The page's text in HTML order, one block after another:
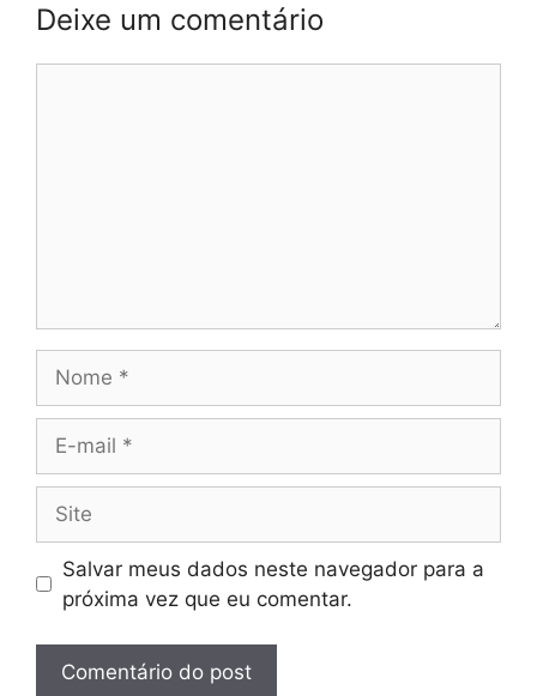
Deixe um comentário
mail
Salvar meus dados neste navegador para a
próxima vez que eu comentar.